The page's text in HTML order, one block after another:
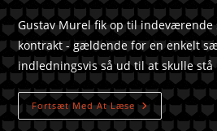
Gustav Murel fik op til
kontrakt - gældende for en enkelt
indledningsvis så ud til at skulle
Fortsæt Med At Læse